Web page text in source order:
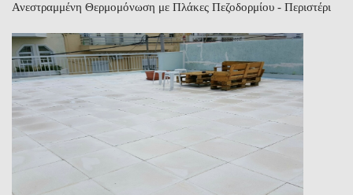
Ανεστραμμένη Θερμομόνωση με Πλάκες Πεζοδορμίου - Περιστέρι